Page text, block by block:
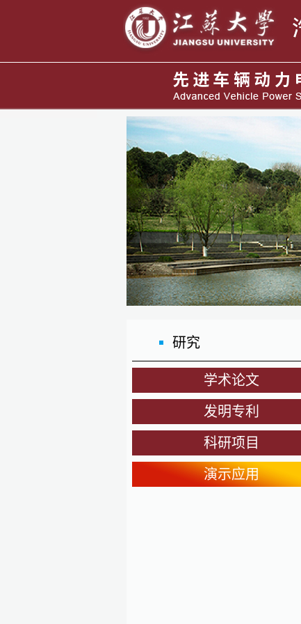
研究
学术论文
发明专利
科研项目
演示应用